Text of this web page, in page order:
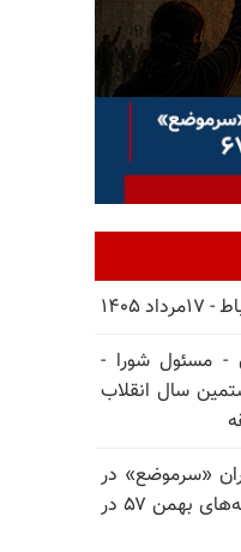
۱۴۰۵
- مسئول شورا -
بیستمین سال انقلاب
«سرموضع» در
سالگرد قتل‌عام ۳۰ هزار لاله‌های بهمن ۵۷ در